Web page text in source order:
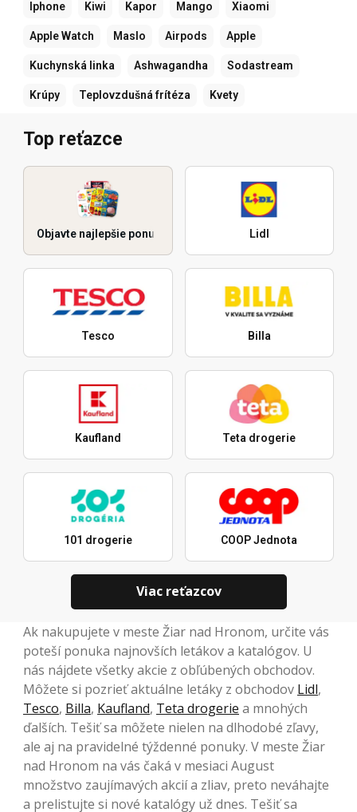
Iphone Kiwi Kapor Mango Xiaomi
Apple Watch Maslo Airpods Apple
Kuchynská linka Ashwagandha Sodastream
Krúpy Teplovzdušná frítéza Kvety
Top reťazce
Objavte najlepšie ponuky Lidl
Tesco Billa
Kaufland Teta drogerie
101 drogerie COOP Jednota
Viac reťazcov
Ak nakupujete v meste Žiar nad Hronom, určite vás
poteší ponuka najnovších letákov a katalógov. U
nás nájdete všetky akcie z obľúbených obchodov.
Môžete si pozrieť aktuálne letáky z obchodov Lidl,
Tesco, Billa, Kaufland, Teta drogerie a mnohých
ďalších. Tešiť sa môžete nielen na dlhodobé zľavy,
ale aj na pravidelné týždenné ponuky. V meste Žiar
nad Hronom na vás čaká v mesiaci August
množstvo zaujímavých akcií a zliav, preto neváhajte
a prelistujte si nové katalógy už dnes. Tešiť sa